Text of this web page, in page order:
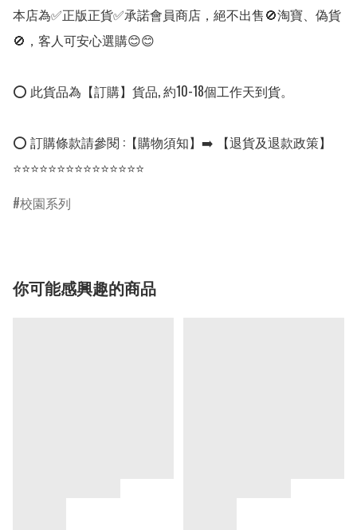
本店為✅正版正貨✅承諾會員商店，絕不出售🚫淘寶、偽貨
🚫，客人可安心選購😊😊
⭕ 此貨品為【訂購】貨品, 約10-18個工作天到貨。
⭕ 訂購條款請參閱 :【購物須知】➡️ 【退貨及退款政策】
⭐⭐⭐⭐⭐⭐⭐⭐⭐⭐⭐⭐⭐⭐⭐
校園系列
你可能感興趣的商品